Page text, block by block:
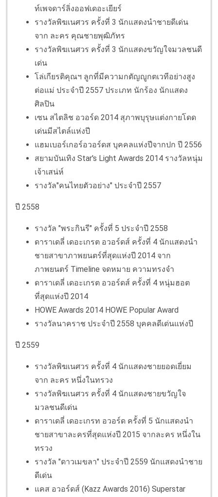
ท์เพจดาร์ลิ่งออฟเดอะเยียร์
รางวัลพิฆเนศวร ครั้งที่ 3 นักแสดงนำชายดีเด่น
จาก ละคร คุณชายพุฒิภัทร
รางวัลพิฆเนศวร ครั้งที่ 3 นักแสดงขวัญใจมวลชนดี
เด่น
โล่เกียรติคุณฯ ลูกที่มีความกตัญญูกตเวทีอย่างสูง
ต่อแม่ ประจำปี 2557 ประเภท นักร้อง นักแสดง
ศิลปิน
เซน สไตลิช อวอร์ด 2014 สุภาพบุรุษแต่งกายโดด
เด่นมีสไตล์แห่งปี
แฮมเบอร์เกอร์อวอร์ดส บุคคลแห่งปีจากปก ปี 2556
สยามบันเทิง Star's Light Awards 2014 รางวัลหนุ่ม
เจ้าเสน่ห์
รางวัล"คนไทยตัวอย่าง" ประจำปี 2557
ปี 2558
รางวัล "พระกินรี" ครั้งที่ 5 ประจำปี 2558
ดาราเดลี่ เดอะเกรต อวอร์ดส์ ครั้งที่ 4 นักแสดงนำ
ชายสาขาภาพยนตร์ที่สุดแห่งปี 2014 จาก
ภาพยนตร์ Timeline จดหมาย ความทรงจำ
ดาราเดลี่ เดอะเกรต อวอร์ดส์ ครั้งที่ 4 หนุ่มฮอต
ที่สุดแห่งปี 2014
HOWE Awards 2014 HOWE Popular Award
รางวัลนาคราช ประจำปี 2558 บุคคลดีเด่นแห่งปี
ปี 2559
รางวัลพิฆเนศวร ครั้งที่ 4 นักแสดงชายยอดเยี่ยม
จาก ละคร หนึ่งในทรวง
รางวัลพิฆเนศวร ครั้งที่ 4 นักแสดงชายขวัญใจ
มวลชนดีเด่น
ดาราเดลี่ เดอะเกรท อวอร์ด ครั้งที่ 5 นักแสดงนำ
ชายสาขาละครที่สุดแห่งปี 2015 จากละคร หนึ่งใน
ทรวง
รางวัล "ดาวเมขลา" ประจำปี 2559 นักแสดงนำชาย
ดีเด่น
แคส อวอร์ดส์ (Kazz Awards 2016) Superstar